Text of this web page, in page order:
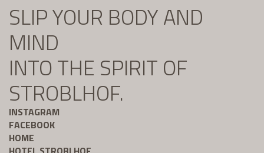
SLIP YOUR BODY AND
MIND
INTO THE SPIRIT OF
STROBLHOF.
INSTAGRAM
FACEBOOK
HOME